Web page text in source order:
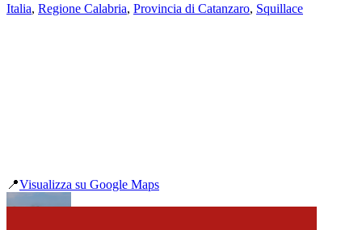
Italia, Regione Calabria, Provincia di Catanzaro, Squillace
📍Visualizza su Google Maps